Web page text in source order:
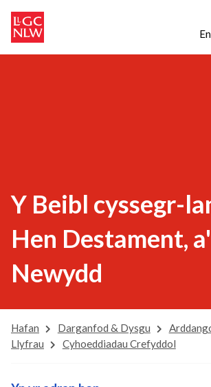
Y Beibl cyssegr-
Hen Destament,
Newydd
Hafan Darganfod & Dysgu
Llyfrau
Cyhoeddiadau Crefyddol